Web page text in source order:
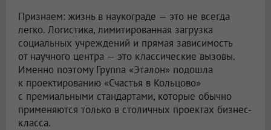
Признаем: жизнь в наукограде — это не всегда
легко. Логистика, лимитированная загрузка
социальных учреждений и прямая зависимость
от научного центра — это классические вызовы.
Именно поэтому Группа «Эталон» подошла
к проектированию «Счастья в Кольцово»
с премиальными стандартами, которые обычно
применяются только в столичных проектах бизнес-
класса.